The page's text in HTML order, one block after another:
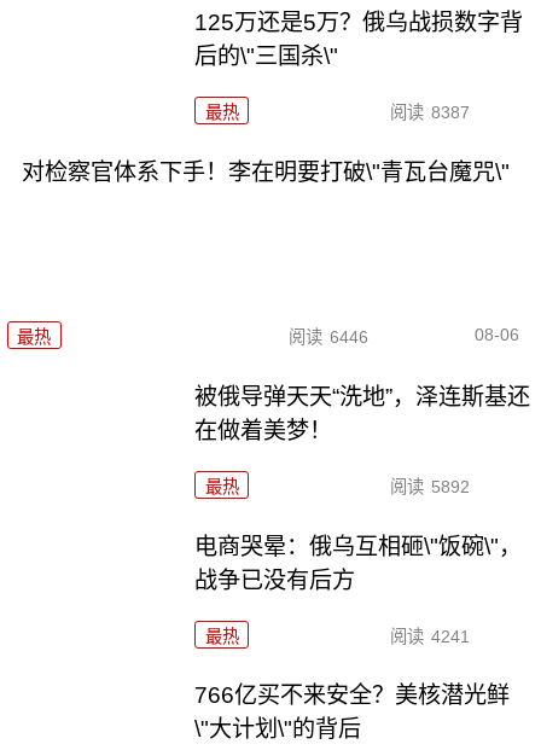
125万还是5万？俄乌战损数字背
后的\"三国杀\"
最热 阅读 8387
对检察官体系下手！李在明要打破\"青瓦台魔咒\"
最热 阅读 6446 08-06
被俄导弹天天“洗地”，泽连斯基还
在做着美梦！
最热 阅读 5892
电商哭晕：俄乌互相砸\"饭碗\"，
战争已没有后方
最热 阅读 4241
766亿买不来安全？美核潜光鲜
\"大计划\"的背后